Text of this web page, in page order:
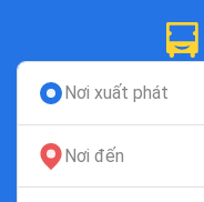
Nơi xuất phát
Nơi đến